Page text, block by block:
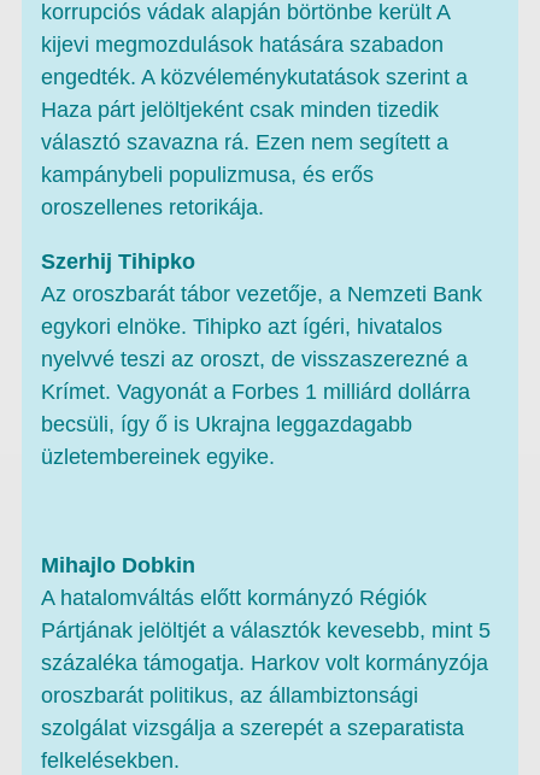
korrupciós vádak alapján börtönbe került A
kijevi megmozdulások hatására szabadon
engedték. A közvéleménykutatások szerint a
Haza párt jelöltjeként csak minden tizedik
választó szavazna rá. Ezen nem segített a
kampánybeli populizmusa, és erős
oroszellenes retorikája.
Szerhij Tihipko
Az oroszbarát tábor vezetője, a Nemzeti Bank
egykori elnöke. Tihipko azt ígéri, hivatalos
nyelvvé teszi az oroszt, de visszaszerezné a
Krímet. Vagyonát a Forbes 1 milliárd dollárra
becsüli, így ő is Ukrajna leggazdagabb
üzletembereinek egyike.
Mihajlo Dobkin
A hatalomváltás előtt kormányzó Régiók
Pártjának jelöltjét a választók kevesebb, mint 5
százaléka támogatja. Harkov volt kormányzója
oroszbarát politikus, az állambiztonsági
szolgálat vizsgálja a szerepét a szeparatista
felkelésekben.